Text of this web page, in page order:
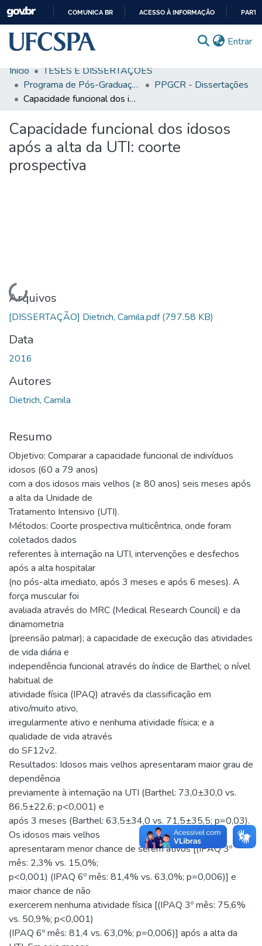
CONTEÚDO
COMUNICA BR ACESSO À INFORMAÇÃO
Entrar
Comunidades & Coleções
Busca Facetada
Estatísticas
Autoarquivamento
Sobre o RI-UFCSPA
Início
TESES E DISSERTAÇÕES
Programa de Pós-Graduação em Ciências da Reabilitação
PPGCR - Dissertações
Capacidade funcional dos idosos após a alta da UTI: coorte prospectiva
Capacidade funcional dos idosos
após a alta da UTI: coorte
prospectiva
Carregando...
Arquivos
[DISSERTAÇÃO] Dietrich, Camila.pdf(797.58 KB)
Data
2016
Autores
Dietrich, Camila
Resumo
Objetivo: Comparar a capacidade funcional de indivíduos
idosos (60 a 79 anos)
com a dos idosos mais velhos (≥ 80 anos) seis meses após
a alta da Unidade de
Tratamento Intensivo (UTI).
Métodos: Coorte prospectiva multicêntrica, onde foram
coletados dados
referentes à internação na UTI, intervenções e desfechos
após a alta hospitalar
(no pós-alta imediato, após 3 meses e após 6 meses). A
força muscular foi
avaliada através do MRC (Medical Research Council) e da
dinamometria
(preensão palmar); a capacidade de execução das atividades
de vida diária e
independência funcional através do índice de Barthel; o nível
habitual de
atividade física (IPAQ) através da classificação em
ativo/muito ativo,
irregularmente ativo e nenhuma atividade física; e a
qualidade de vida através
do SF12v2.
Resultados: Idosos mais velhos apresentaram maior grau de
dependência
previamente à internação na UTI (Barthel: 73,0±30,0 vs.
86,5±22,6; p<0,001) e
após 3 meses (Barthel: 63,5±34,0 vs. 71,5±35,5; p=0,03).
Os idosos mais velhos
apresentaram menor chance de serem ativos [(IPAQ 3º
mês: 2,3% vs. 15,0%;
p<0,001) (IPAQ 6º mês: 81,4% vs. 63,0%; p=0,006)] e
maior chance de não
exercerem nenhuma atividade física [(IPAQ 3º mês: 75,6%
vs. 50,9%; p<0,001)
(IPAQ 6º mês: 81,4 vs. 63,0%; p=0,006)] após a alta da